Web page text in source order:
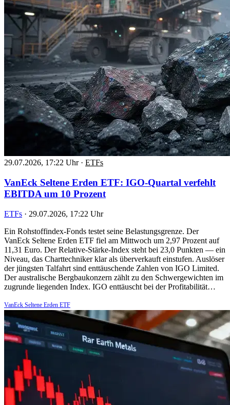
29.07.2026, 17:22 Uhr · ETFs
VanEck Seltene Erden ETF: IGO-Quartal verfehlt
EBITDA um 10 Prozent
ETFs · 29.07.2026, 17:22 Uhr
Ein Rohstoffindex-Fonds testet seine Belastungsgrenze. Der
VanEck Seltene Erden ETF fiel am Mittwoch um 2,97 Prozent auf
11,31 Euro. Der Relative-Stärke-Index steht bei 23,0 Punkten — ein
Niveau, das Charttechniker klar als überverkauft einstufen. Auslöser
der jüngsten Talfahrt sind enttäuschende Zahlen von IGO Limited.
Der australische Bergbaukonzern zählt zu den Schwergewichten im
zugrunde liegenden Index. IGO enttäuscht bei der Profitabilität…
VanEck Seltene Erden ETF